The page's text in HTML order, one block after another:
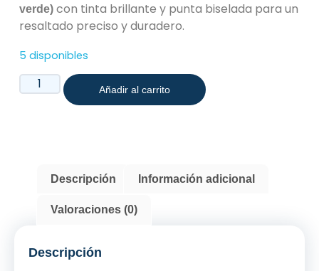
verde)con tinta brillante y punta biselada para un
resaltado preciso y duradero.
5 disponibles
Añadir al carrito
Descripción Información adicional
Valoraciones (0)
Descripción